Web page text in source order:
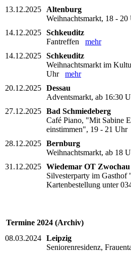
13.12.2025
Altenburg
Weihnachtsmarkt, 18 -
14.12.2025 Schkeuditz
Fantreffen mehr
14.12.2025 Schkeuditz
Weihnachtsmarkt im
Uhr mehr
20.12.2025 Dessau
Adventsmarkt, ab 16:30
27.12.2025 Bad Schmiedeberg
Café Piano, "Mit Sabine
einstimmen", 19 - 21 Uhr
28.12.2025 Bernburg
Weihnachtsmarkt, ab 18
31.12.2025 Wiedemar OT Zwochau
Silvesterparty im
Kartenbestellung unter
Termine 2024 (Archiv)
08.03.2024 Leipzig
Seniorenresidenz,